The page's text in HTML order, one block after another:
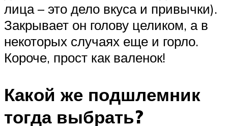
лица – это дело вкуса и привычки).
Закрывает он голову целиком, а в
некоторых случаях еще и горло.
Короче, прост как валенок!
Какой же подшлемник
тогда выбрать?